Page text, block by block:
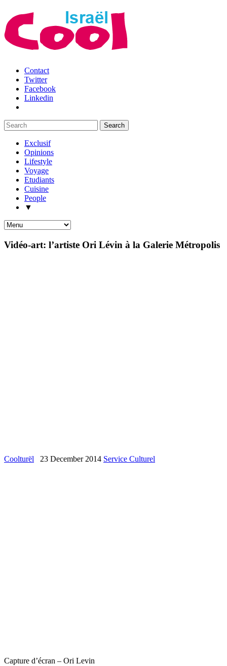
Contact
Twitter
Facebook
Linkedin
Exclusif
Opinions
Lifestyle
Voyage
Etudiants
Cuisine
People
▼
Vidéo-art: l’artiste Ori Lévin à la Galerie Métropolis
Coolturël 23 December 2014 Service Culturel
Capture d’écran – Ori Levin